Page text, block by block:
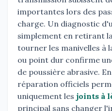
importantes lors des
charge. Un diagnostic
simplement en retirant
tourner les manivelles à
ou point dur confirme
de poussière abrasive.
réparation officiels
uniquement les joints à
principal sans changer